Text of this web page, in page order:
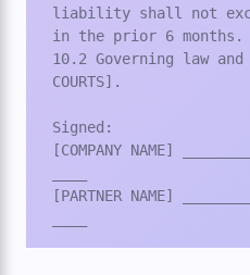
liability shall not
in the prior 6 months.
10.2 Governing law
COURTS].
Signed:
[COMPANY NAME]
[PARTNER NAME]